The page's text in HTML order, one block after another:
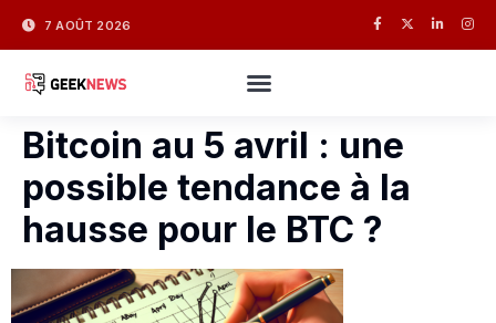
7 AOÛT 2026
Bitcoin au 5 avril : une
possible tendance à la
hausse pour le BTC ?